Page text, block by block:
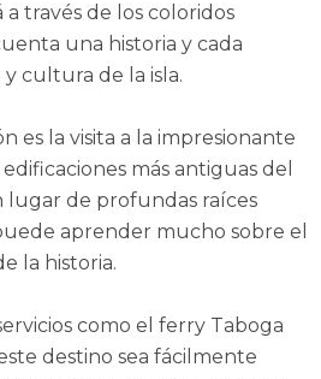
través de los coloridos
una historia y cada
cultura de la isla.
es la visita a la impresionante
más antiguas del
lugar de profundas raíces
aprender mucho sobre el
la historia.
como el ferry Taboga
destino sea fácilmente